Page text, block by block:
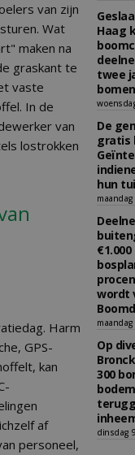
van zijn
Wat
maken na
graskant te
vaste
In de
van
lostrokken
Harm
GPS-
kan
af
personeel,
Haag
twee
De
gratis
hun
maandag
wordt
maandag
Op
300
dinsdag